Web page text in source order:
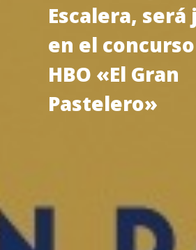
Escalera, será
en el
HBO «El Gran
Pastelero»